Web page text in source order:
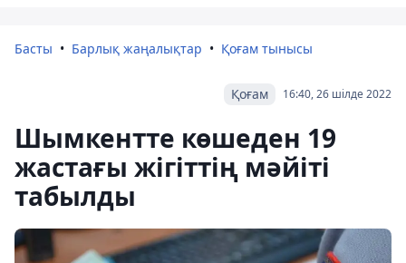
Басты Барлық жаңалықтар Қоғам тынысы
16:40, 26 шілде 2022
Қоғам
Шымкентте көшеден 19
жастағы жігіттің мәйіті
табылды